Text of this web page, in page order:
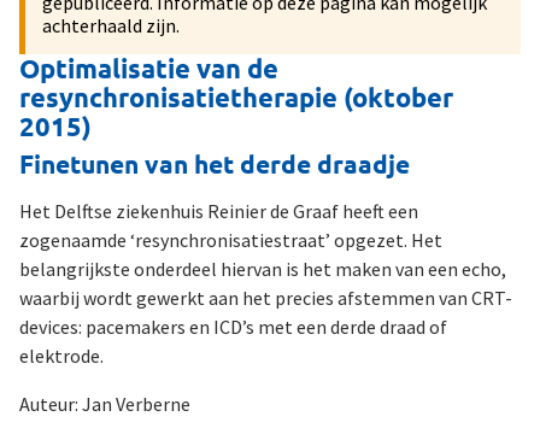
achterhaald zijn.
Optimalisatie van de
resynchronisatietherapie (oktober
2015)
Finetunen van het derde draadje
Het Delftse ziekenhuis Reinier de Graaf heeft een
zogenaamde ‘resynchronisatiestraat’ opgezet. Het
belangrijkste onderdeel hiervan is het maken van een echo,
waarbij wordt gewerkt aan het precies afstemmen van CRT-
devices: pacemakers en ICD’s met een derde draad of
elektrode.
Auteur: Jan Verberne